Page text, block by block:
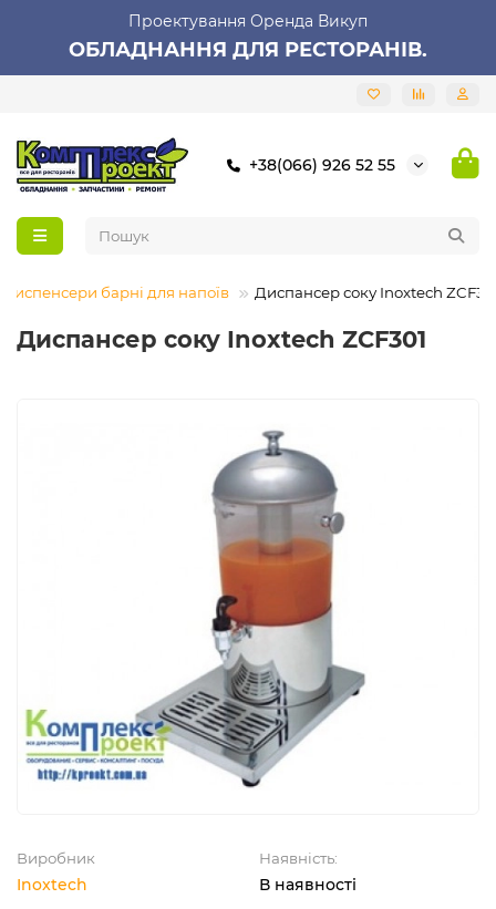
Проектування Оренда Викуп
ОБЛАДНАННЯ ДЛЯ РЕСТОРАНІВ.
+38(066) 926 52 55
Диспенсери барні для напоїв Диспансер соку Inoxtech
Диспансер соку Inoxtech ZCF301
Виробник
Inoxtech
Наявність:
В наявності